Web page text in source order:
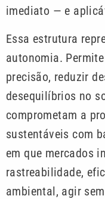
imediato — e
Essa estrutura
autonomia.
precisão, reduzir
desequilíbrios no
comprometam a
sustentáveis com
em que mercados
rastreabilidade,
ambiental, agir